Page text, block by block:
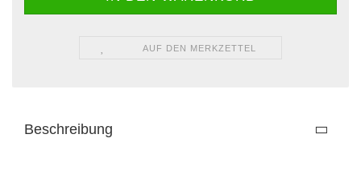
AUF DEN MERKZETTEL
Beschreibung